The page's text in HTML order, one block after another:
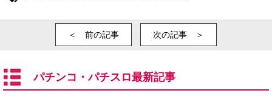
＜ 前の記事 次の記事 ＞
パチンコ・パチスロ最新記事